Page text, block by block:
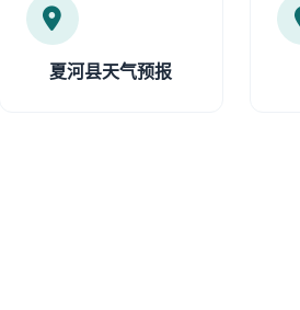
夏河县天气预报